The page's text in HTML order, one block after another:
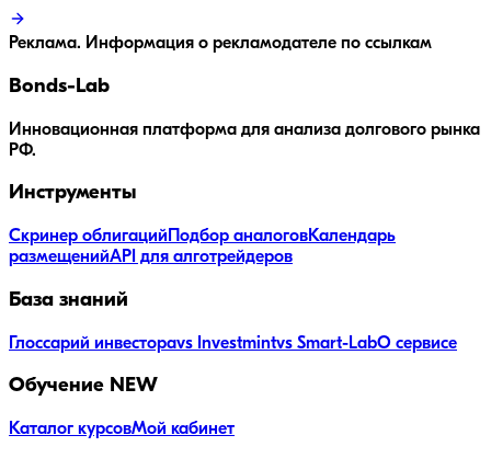
Реклама. Информация о рекламодателе по ссылкам
Bonds-Lab
Инновационная платформа для анализа долгового рынка
РФ.
Инструменты
Скринер облигаций Подбор аналоговКалендарь
размещенийAPI для алготрейдеров
База знаний
Глоссарий инвестораvs Investmintvs Smart-LabО сервисе
Обучение NEW
Каталог курсовМой кабинет